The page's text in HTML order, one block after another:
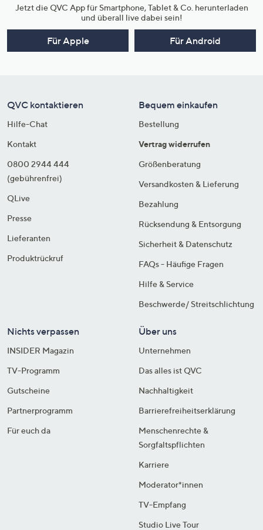
Jetzt die QVC App für Smartphone, Tablet & Co. herunterladen
und überall live dabei sein!
Für Apple Für Android
QVC kontaktieren
Hilfe-Chat
Kontakt
0800 2944 444
(gebührenfrei)
QLive
Presse
Lieferanten
Produktrückruf
Bequem einkaufen
Bestellung
Vertrag widerrufen
Größenberatung
Versandkosten & Lieferung
Bezahlung
Rücksendung & Entsorgung
Sicherheit & Datenschutz
FAQs - Häufige Fragen
Hilfe & Service
Beschwerde/ Streitschlichtung
Nichts verpassen
INSIDER Magazin
TV-Programm
Gutscheine
Partnerprogramm
Für euch da
Über uns
Unternehmen
Das alles ist QVC
Nachhaltigkeit
Barrierefreiheitserklärung
Menschenrechte &
Sorgfaltspflichten
Karriere
Moderator*innen
TV-Empfang
Studio Live Tour